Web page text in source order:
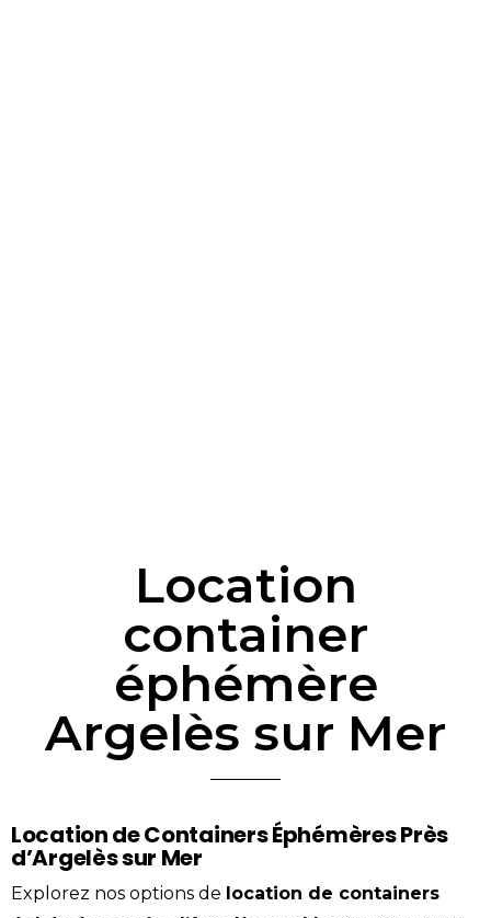
Location
container
éphémère
Argelès sur Mer
Location de Containers Éphémères Près
d’Argelès sur Mer
Explorez nos options de location de containers